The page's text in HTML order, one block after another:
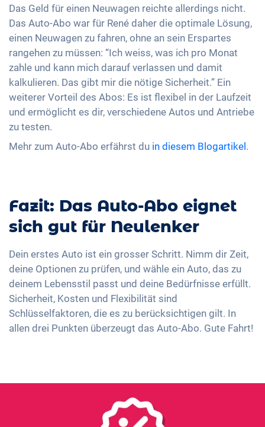
Das Geld für einen Neuwagen reichte allerdings nicht.
Das Auto-Abo war für René daher die optimale Lösung,
einen Neuwagen zu fahren, ohne an sein Erspartes
rangehen zu müssen: “Ich weiss, was ich pro Monat
zahle und kann mich darauf verlassen und damit
kalkulieren. Das gibt mir die nötige Sicherheit.” Ein
weiterer Vorteil des Abos: Es ist flexibel in der Laufzeit
und ermöglicht es dir, verschiedene Autos und Antriebe
zu testen.
Mehr zum Auto-Abo erfährst du in diesem Blogartikel.
Fazit: Das Auto-Abo eignet
sich gut für Neulenker
Dein erstes Auto ist ein grosser Schritt. Nimm dir Zeit,
deine Optionen zu prüfen, und wähle ein Auto, das zu
deinem Lebensstil passt und deine Bedürfnisse erfüllt.
Sicherheit, Kosten und Flexibilität sind
Schlüsselfaktoren, die es zu berücksichtigen gilt. In
allen drei Punkten überzeugt das Auto-Abo. Gute Fahrt!